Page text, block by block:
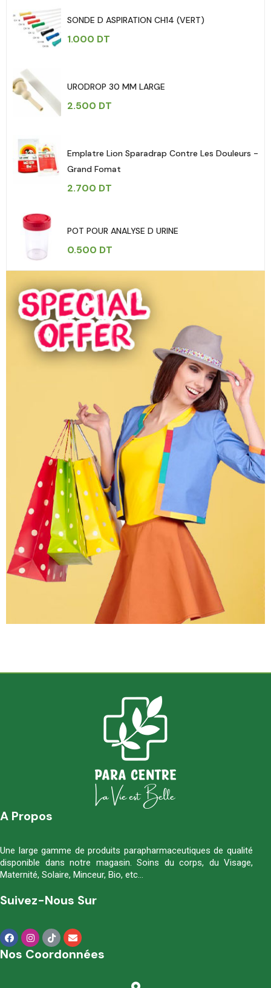
SONDE D ASPIRATION CH14 (VERT)
1.000 DT
URODROP 30 MM LARGE
2.500 DT
Emplatre Lion Sparadrap Contre Les Douleurs -
Grand Fomat
2.700 DT
POT POUR ANALYSE D URINE
0.500 DT
A Propos
Une large gamme de produits parapharmaceutiques de qualité
disponible dans notre magasin. Soins du corps, du Visage,
Maternité, Solaire, Minceur, Bio, etc…
Suivez-Nous Sur
Nos Coordonnées